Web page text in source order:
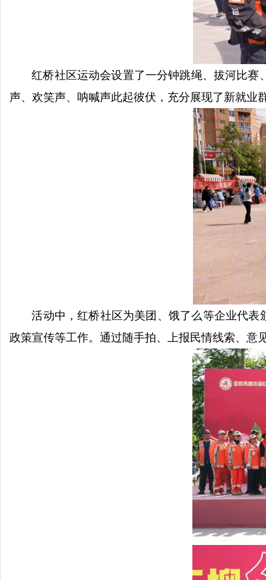
红桥社区运动会设置了一分钟跳绳、拔河比
声、欢笑声、呐喊声此起彼伏，充分展现了新就业
活动中，红桥社区为美团、饿了么等企业代
政策宣传等工作。通过随手拍、上报民情线索、意